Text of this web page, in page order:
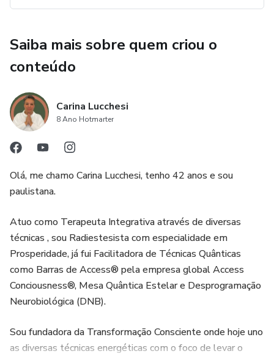
Saiba mais sobre quem criou o
conteúdo
Carina Lucchesi
8 Ano Hotmarter
Olá, me chamo Carina Lucchesi, tenho 42 anos e sou
paulistana.
Atuo como Terapeuta Integrativa através de diversas
técnicas , sou Radiestesista com especialidade em
Prosperidade, já fui Facilitadora de Técnicas Quânticas
como Barras de Access® pela empresa global Access
Conciousness®, Mesa Quântica Estelar e Desprogramação
Neurobiológica (DNB).
Sou fundadora da Transformação Consciente onde hoje uno
as diversas técnicas energéticas com o foco de levar o